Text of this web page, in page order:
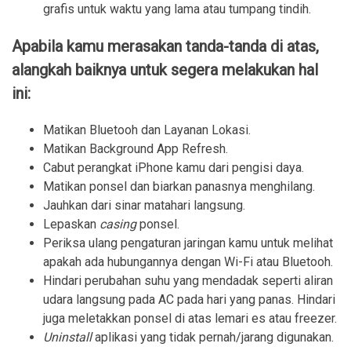
grafis untuk waktu yang lama atau tumpang tindih.
Apabila kamu merasakan tanda-tanda di atas,
alangkah baiknya untuk segera melakukan hal
ini:
Matikan Bluetooh dan Layanan Lokasi.
Matikan Background App Refresh.
Cabut perangkat iPhone kamu dari pengisi daya.
Matikan ponsel dan biarkan panasnya menghilang.
Jauhkan dari sinar matahari langsung.
Lepaskan casingponsel.
Periksa ulang pengaturan jaringan kamu untuk melihat
apakah ada hubungannya dengan Wi-Fi atau Bluetooh.
Hindari perubahan suhu yang mendadak seperti aliran
udara langsung pada AC pada hari yang panas. Hindari
juga meletakkan ponsel di atas lemari es atau freezer.
Uninstallaplikasi yang tidak pernah/jarang digunakan.